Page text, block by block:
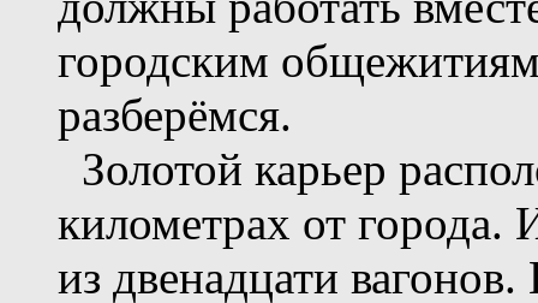
городским
разберёмся.
Золотой карьер
километрах от
из двенадцати